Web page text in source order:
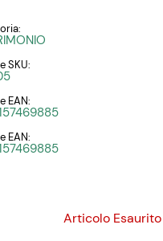
SKU:
EAN:
EAN:
Articolo Esaurito